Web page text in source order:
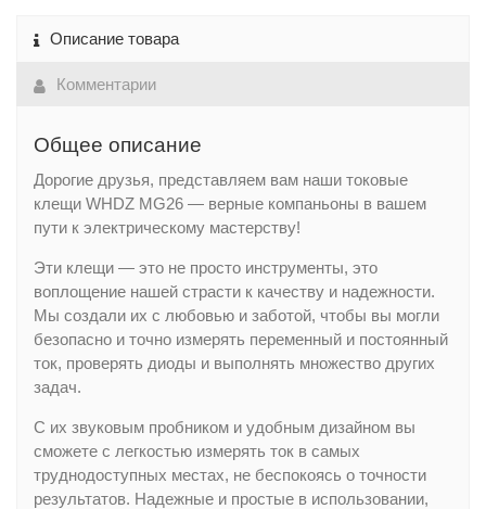
Описание товара
Комментарии
Общее описание
Дорогие друзья, представляем вам наши токовые
клещи WHDZ MG26 — верные компаньоны в вашем
пути к электрическому мастерству!
Эти клещи — это не просто инструменты, это
воплощение нашей страсти к качеству и надежности.
Мы создали их с любовью и заботой, чтобы вы могли
безопасно и точно измерять переменный и постоянный
ток, проверять диоды и выполнять множество других
задач.
С их звуковым пробником и удобным дизайном вы
сможете с легкостью измерять ток в самых
труднодоступных местах, не беспокоясь о точности
результатов. Надежные и простые в использовании,